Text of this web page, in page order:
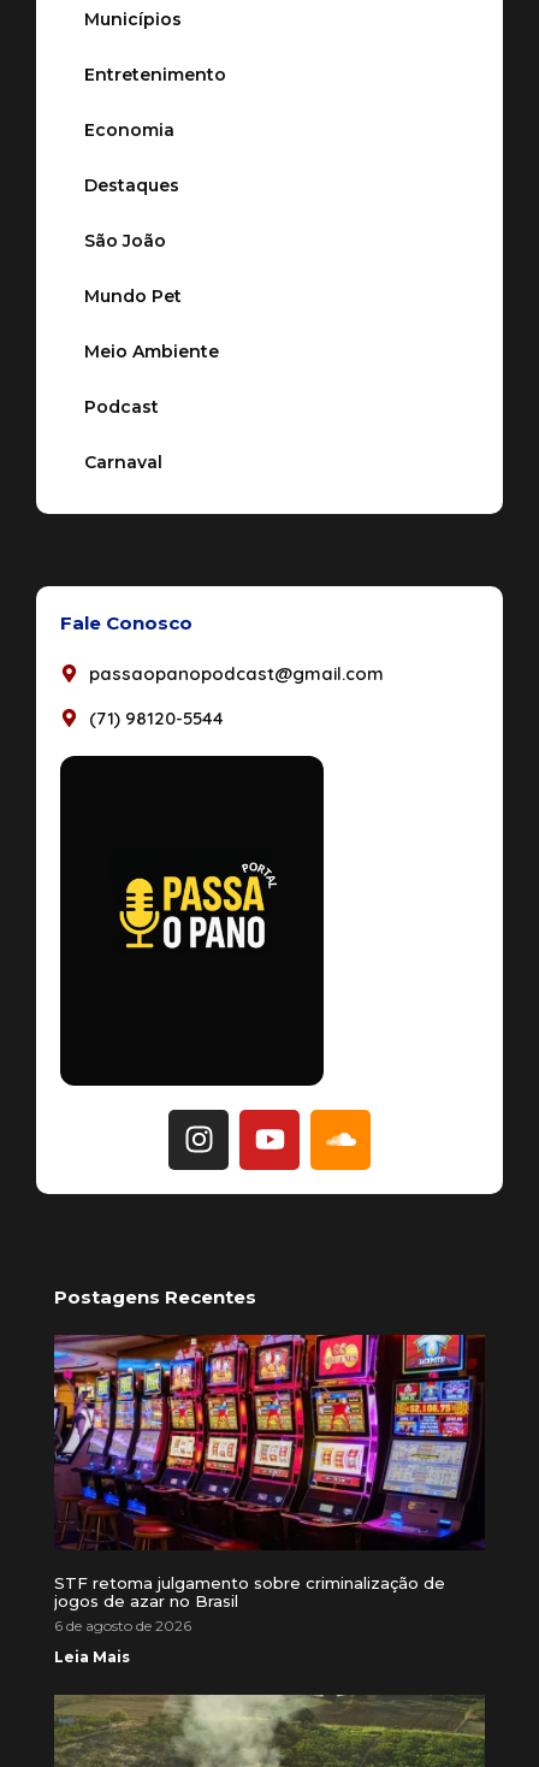
Municípios
Entretenimento
Economia
Destaques
São João
Mundo Pet
Meio Ambiente
Podcast
Carnaval
Fale Conosco
passaopanopodcast@gmail.com
(71) 98120-5544
Postagens Recentes
STF retoma julgamento sobre criminalização de
jogos de azar no Brasil
6 de agosto de 2026
Leia Mais